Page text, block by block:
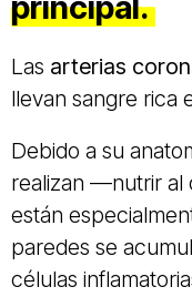
Las arterias
llevan sangre rica
Debido a su
realizan —nutrir al
están
paredes se
células